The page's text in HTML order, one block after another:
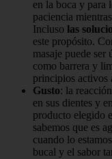
en la boca y para
paciencia
Incluso las
este propósito.
masaje puede
como barrera y
principios activos
Gusto: la
en sus dientes y
producto elegido
sabemos que es
cuando lo
bucal y el sabor